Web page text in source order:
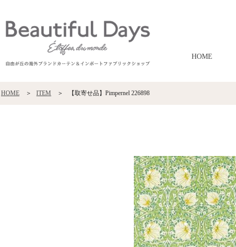
HOME
HOME ITEM 【取寄せ品】Pimpernel 226898